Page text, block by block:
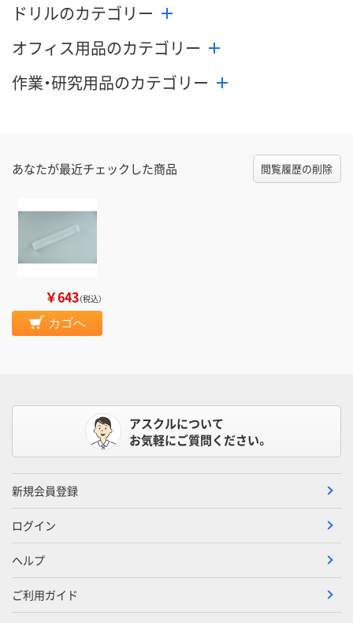
ドリルのカテゴリー
オフィス用品のカテゴリー
作業・研究用品のカテゴリー
あなたが最近チェックした商品 閲覧履歴の削除
￥643（税込）
カゴへ
アスクルについて
お気軽にご質問ください。
新規会員登録
ログイン
ヘルプ
ご利用ガイド